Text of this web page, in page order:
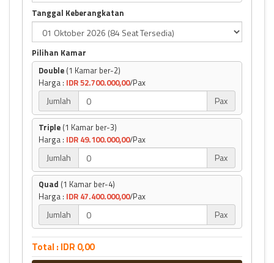
Tanggal Keberangkatan
Pilihan Kamar
Double (1 Kamar ber-2)
Harga : IDR 52.700.000,00/Pax
Jumlah Pax
Triple (1 Kamar ber-3)
Harga : IDR 49.100.000,00/Pax
Jumlah Pax
Quad (1 Kamar ber-4)
Harga : IDR 47.400.000,00/Pax
Jumlah Pax
Total : IDR 0,00